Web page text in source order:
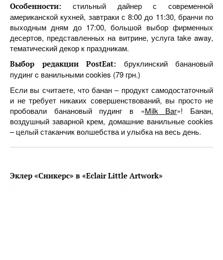
Особенности: стильный дайнер с современной
американской кухней, завтраки с 8:00 до 11:30, бранчи по
выходным дням до 17:00, большой выбор фирменных
десертов, представленных на витрине, услуга take away,
тематический декор к праздникам.
Выбор редакции PostEat: бруклинский банановый
пудинг c ванильными cookies (79 грн.)
Если вы считаете, что банан – продукт самодостаточный
и не требует никаких совершенствований, вы просто не
пробовали банановый пудинг в «Milk Bar»! Банан,
воздушный заварной крем, домашние ванильные cookies
– целый стаканчик волшебства и улыбка на весь день.
Эклер «Сникерс» в «Eclair Little Artwork»